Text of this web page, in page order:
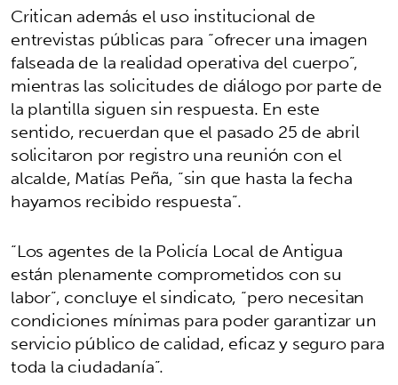
Critican además el uso institucional de
entrevistas públicas para “ofrecer una imagen
falseada de la realidad operativa del cuerpo”,
mientras las solicitudes de diálogo por parte de
la plantilla siguen sin respuesta. En este
sentido, recuerdan que el pasado 25 de abril
solicitaron por registro una reunión con el
alcalde, Matías Peña, “sin que hasta la fecha
hayamos recibido respuesta”.
“Los agentes de la Policía Local de Antigua
están plenamente comprometidos con su
labor”, concluye el sindicato, “pero necesitan
condiciones mínimas para poder garantizar un
servicio público de calidad, eficaz y seguro para
toda la ciudadanía”.